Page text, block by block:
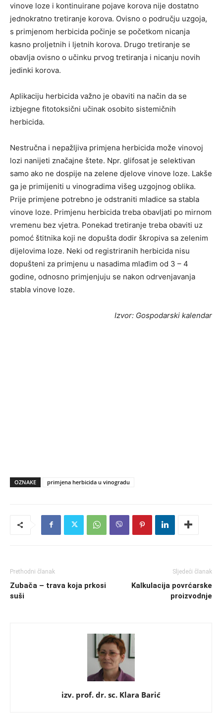
vinove loze i kontinuirane pojave korova nije dostatno
jednokratno tretiranje korova. Ovisno o području uzgoja,
s primjenom herbicida počinje se početkom nicanja
kasno proljetnih i ljetnih korova. Drugo tretiranje se
obavlja ovisno o učinku prvog tretiranja i nicanju novih
jedinki korova.
Aplikaciju herbicida važno je obaviti na način da se
izbjegne fitotoksični učinak osobito sistemičnih
herbicida.
Nestručna i nepažljiva primjena herbicida može vinovoj
lozi nanijeti značajne štete. Npr. glifosat je selektivan
samo ako ne dospije na zelene djelove vinove loze. Lakše
ga je primijeniti u vinogradima višeg uzgojnog oblika.
Prije primjene potrebno je odstraniti mladice sa stabla
vinove loze. Primjenu herbicida treba obavljati po mirnom
vremenu bez vjetra. Ponekad tretiranje treba obaviti uz
pomoć štitnika koji ne dopušta dodir škropiva sa zelenim
dijelovima loze. Neki od registriranih herbicida nisu
dopušteni za primjenu u nasadima mlađim od 3 – 4
godine, odnosno primjenjuju se nakon odrvenjavanja
stabla vinove loze.
Izvor: Gospodarski kalendar
OZNAKE primjena herbicida u vinogradu
Prethodni članak
Zubača – trava koja prkosi
suši
Sljedeći članak
Kalkulacija povrćarske
proizvodnje
izv. prof. dr. sc. Klara Barić